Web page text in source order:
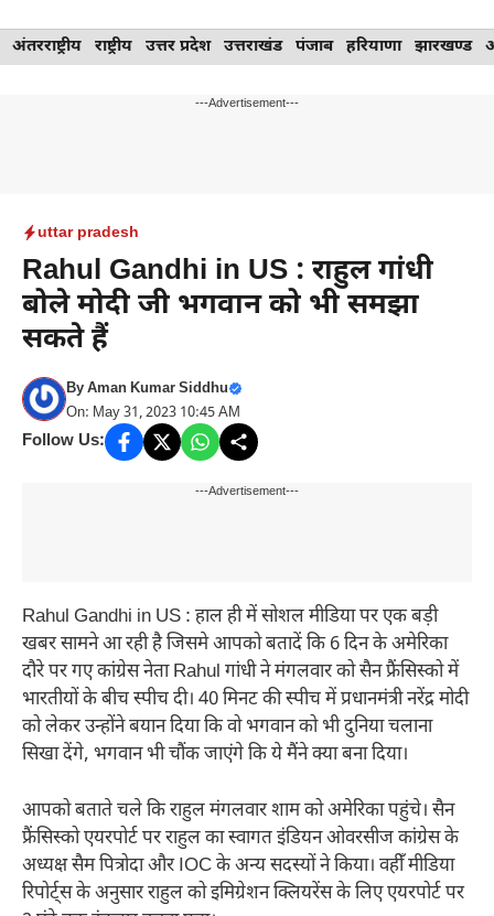
Skip
to
अंतरराष्ट्रीय राष्ट्रीय उत्तर प्रदेश उत्तराखंड पंजाब हरियाणा झारखण्ड
---Advertisement---
uttar pradesh
Rahul Gandhi in US : राहुल गांधी
बोले मोदी जी भगवान को भी समझा
सकते हैं
ByAman Kumar Siddhu
On: May 31, 2023 10:45 AM
Follow Us:
---Advertisement---
Rahul Gandhi in US : हाल ही में सोशल मीडिया पर एक बड़ी
खबर सामने आ रही है जिसमे आपको बतादें कि 6 दिन के अमेरिका
दौरे पर गए कांग्रेस नेता Rahul गांधी ने मंगलवार को सैन फ्रैंसिस्को में
भारतीयों के बीच स्पीच दी। 40 मिनट की स्पीच में प्रधानमंत्री नरेंद्र मोदी
को लेकर उन्होंने बयान दिया कि वो भगवान को भी दुनिया चलाना
सिखा देंगे, भगवान भी चौंक जाएंगे कि ये मैंने क्या बना दिया।
आपको बताते चले कि राहुल मंगलवार शाम को अमेरिका पहुंचे। सैन
फ्रैंसिस्को एयरपोर्ट पर राहुल का स्वागत इंडियन ओवरसीज कांग्रेस के
अध्यक्ष सैम पित्रोदा और IOC के अन्य सदस्यों ने किया। वहीँ मीडिया
रिपोर्ट्स के अनुसार राहुल को इमिग्रेशन क्लियरेंस के लिए एयरपोर्ट पर